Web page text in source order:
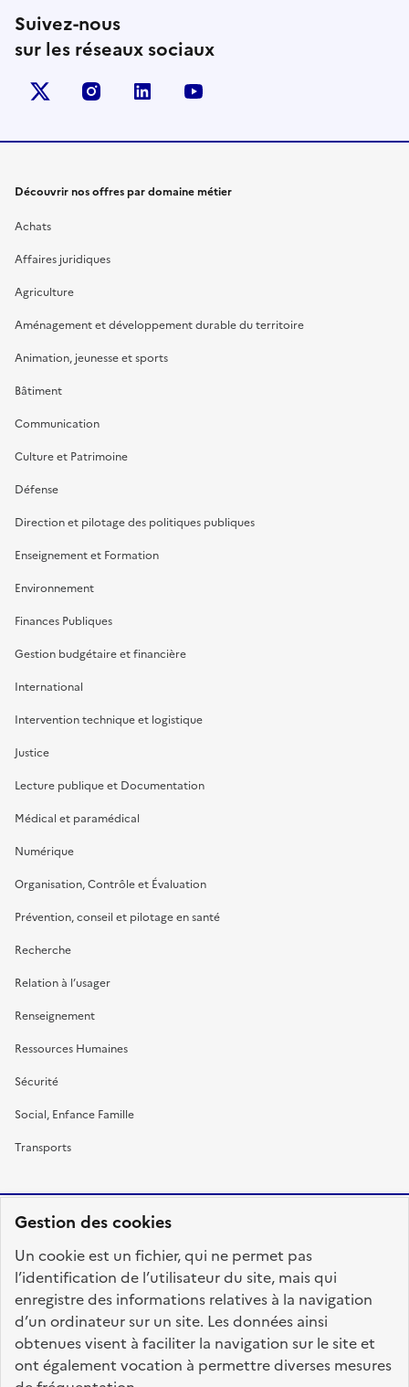
Gestion des cookies
Un cookie est un fichier, qui ne permet pas
l’identification de l’utilisateur du site, mais qui
enregistre des informations relatives à la navigation
d’un ordinateur sur un site. Les données ainsi
obtenues visent à faciliter la navigation sur le site et
ont également vocation à permettre diverses mesures
Suivez-nous
sur les réseaux sociaux
X (anciennement Twitter)
instagramlinkedin
Découvrir nos offres par domaine métier
Achats
Affaires juridiques
Agriculture
Aménagement et développement durable du territoire
Animation, jeunesse et sports
Bâtiment
Communication
Culture et Patrimoine
Défense
Direction et pilotage des politiques publiques
Enseignement et Formation
Environnement
Finances Publiques
Gestion budgétaire et financière
International
Intervention technique et logistique
Justice
Lecture publique et Documentation
Médical et paramédical
Numérique
Organisation, Contrôle et Évaluation
Prévention, conseil et pilotage en santé
Recherche
Relation à l’usager
Renseignement
Ressources Humaines
Sécurité
Social, Enfance Famille
Transports
FRANÇAISE
fonction-publique.gouv.fr
legifrance.gouv.fr